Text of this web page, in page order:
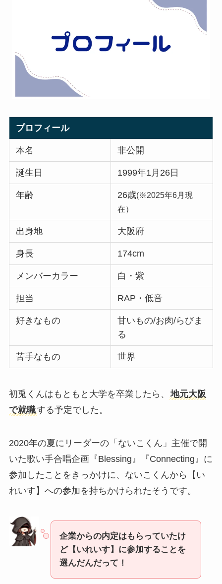
プロフィール
本名 非公開
誕生日 1999年1月26日
年齢 26歳(※2025年6月現
在）
出身地 大阪府
身長 174cm
メンバーカラー 白・紫
担当 RAP・低音
好きなもの
甘いもの/お肉/らびま
る
苦手なもの 世界
初兎くんはもともと大学を卒業したら、 地元大阪
で就職する予定でした。
2020年の夏にリーダーの「ないこくん」主催で開
いた歌い手合唱企画『Blessing』『Connecting』に
参加したことをきっかけに、ないこくんから【い
れいす】への参加を持ちかけられたそうです。
企業からの内定はもらっていたけ
ど【いれいす】に参加することを
選んだんだって！